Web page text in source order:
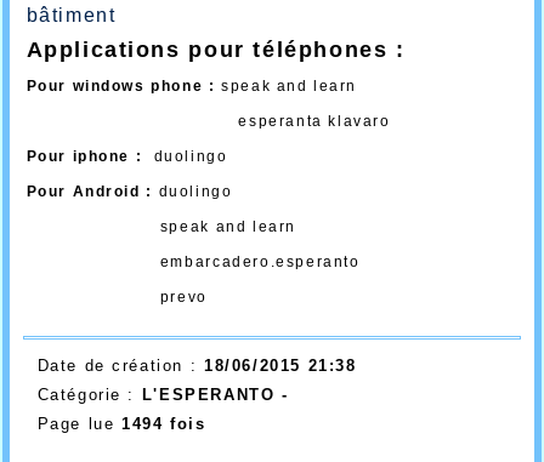
bâtiment
Applications pour téléphones :
Pour windows phone : speak and learn
esperanta klavaro
Pour iphone : duolingo
Pour Android : duolingo
speak and learn
embarcadero.esperanto
prevo
Date de création : 18/06/2015 21:38
Catégorie :
L'ESPERANTO -
Page lue 1494 fois